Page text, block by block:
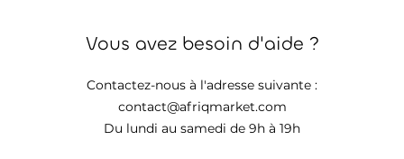
Vous avez besoin d'aide ?
Contactez-nous à l'adresse suivante :
contact@afriqmarket.com
Du lundi au samedi de 9h à 19h